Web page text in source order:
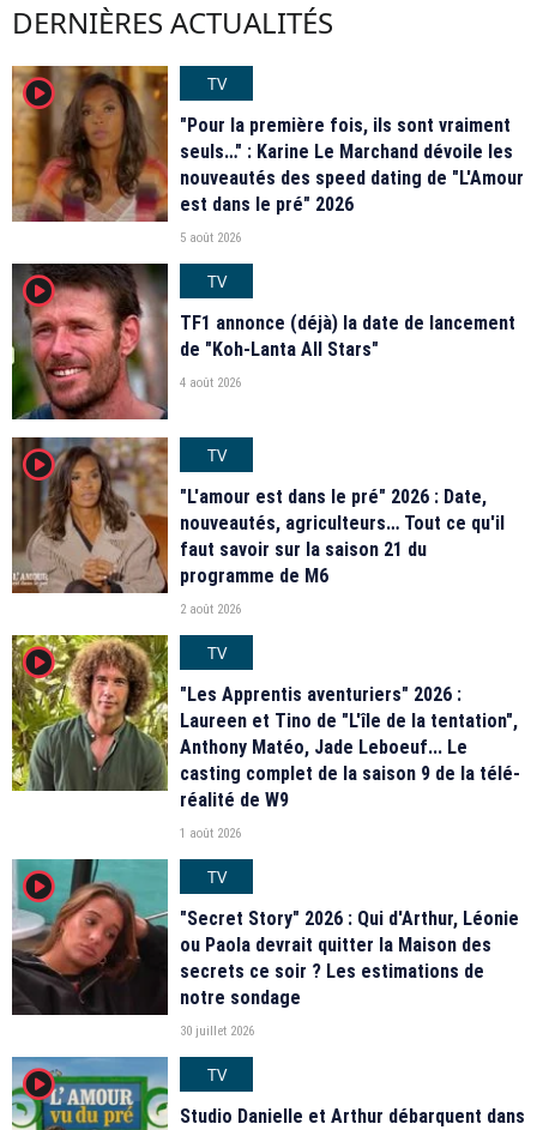
DERNIÈRES ACTUALITÉS
player2
TV
"Pour la première fois, ils sont vraiment
seuls…" : Karine Le Marchand dévoile les
nouveautés des speed dating de "L'Amour
est dans le pré" 2026
5 août 2026
player2
TV
TF1 annonce (déjà) la date de lancement
de "Koh-Lanta All Stars"
4 août 2026
player2
TV
"L'amour est dans le pré" 2026 : Date,
nouveautés, agriculteurs… Tout ce qu'il
faut savoir sur la saison 21 du
programme de M6
2 août 2026
player2
TV
"Les Apprentis aventuriers" 2026 :
Laureen et Tino de "L'île de la tentation",
Anthony Matéo, Jade Leboeuf... Le
casting complet de la saison 9 de la télé-
réalité de W9
1 août 2026
player2
TV
"Secret Story" 2026 : Qui d'Arthur, Léonie
ou Paola devrait quitter la Maison des
secrets ce soir ? Les estimations de
notre sondage
30 juillet 2026
player2
TV
Studio Danielle et Arthur débarquent dans